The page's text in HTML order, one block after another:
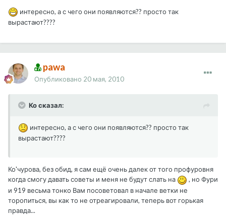
интересно, а с чего они появляются?? просто так
вырастают????
pawa
Опубликовано 20 мая, 2010
Ко сказал:
интересно, а с чего они появляются?? просто так
вырастают????
Ко'чурова, без обид, я сам ещё очень далек от того профуровня
когда смогу давать советы и меня не будут слать на
, но Фури
и 919 весьма тонко Вам посоветовал в начале ветки не
торопиться, вы как то не отреагировали, теперь вот горькая
правда...